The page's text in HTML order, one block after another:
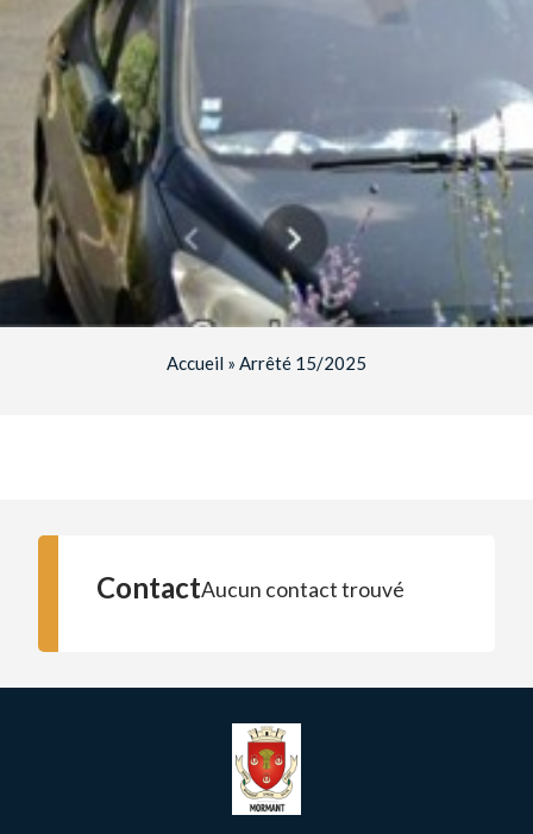
Accueil » Arrêté 15/2025
ContactAucun contact trouvé